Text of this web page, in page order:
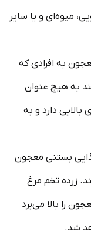
میوه‌ای و یا سایر
به افرادی که
به هیچ عنوان
دارد و به
غذایی بستنی معجون
زرده تخم مرغ
را بالا می‌برد
شد.